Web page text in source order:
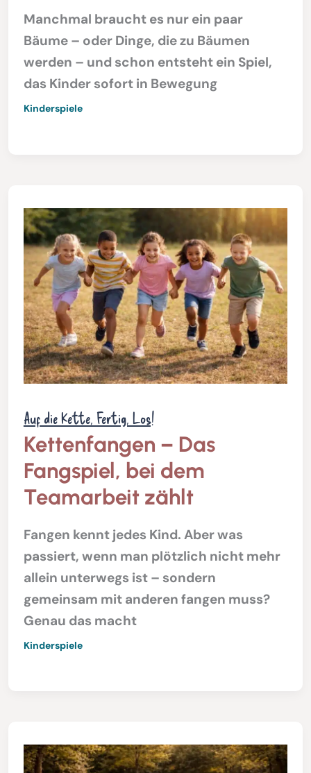
Manchmal braucht es nur ein paar
Bäume – oder Dinge, die zu Bäumen
werden – und schon entsteht ein Spiel,
das Kinder sofort in Bewegung
Kinderspiele
Auf die Kette, Fertig, Los!
Kettenfangen – Das
Fangspiel, bei dem
Teamarbeit zählt
Fangen kennt jedes Kind. Aber was
passiert, wenn man plötzlich nicht mehr
allein unterwegs ist – sondern
gemeinsam mit anderen fangen muss?
Genau das macht
Kinderspiele